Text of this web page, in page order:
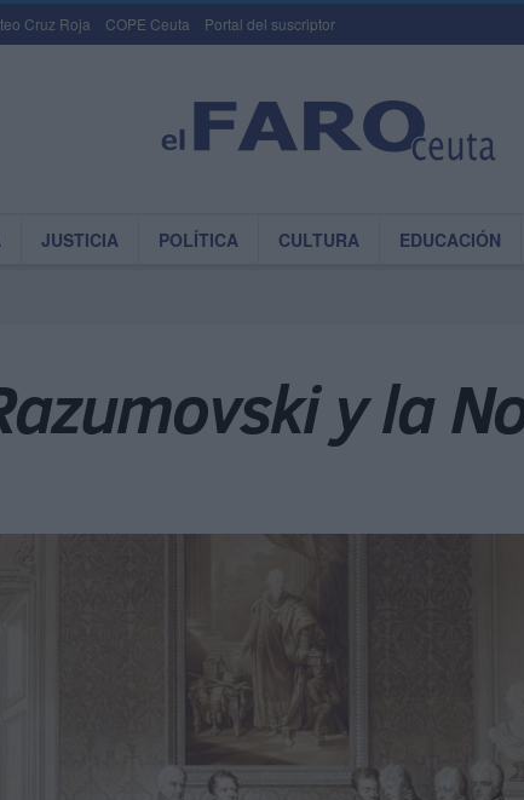
Cruz Roja COPE Ceuta Portal del suscriptor
JUSTICIA POLÍTICA CULTURA EDUCACIÓN
y la